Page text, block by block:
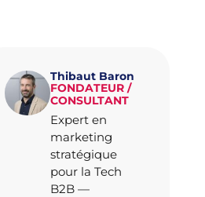
Thibaut Baron
FONDATEUR /
CONSULTANT
Expert en
marketing
stratégique
pour la Tech
B2B —